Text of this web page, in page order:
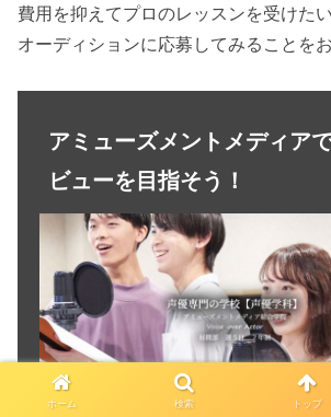
費用を抑えてプロのレッスンを受けた
オーディションに応募してみることを
アミューズメントメディア
ビューを目指そう！
ホーム 検索 トップ